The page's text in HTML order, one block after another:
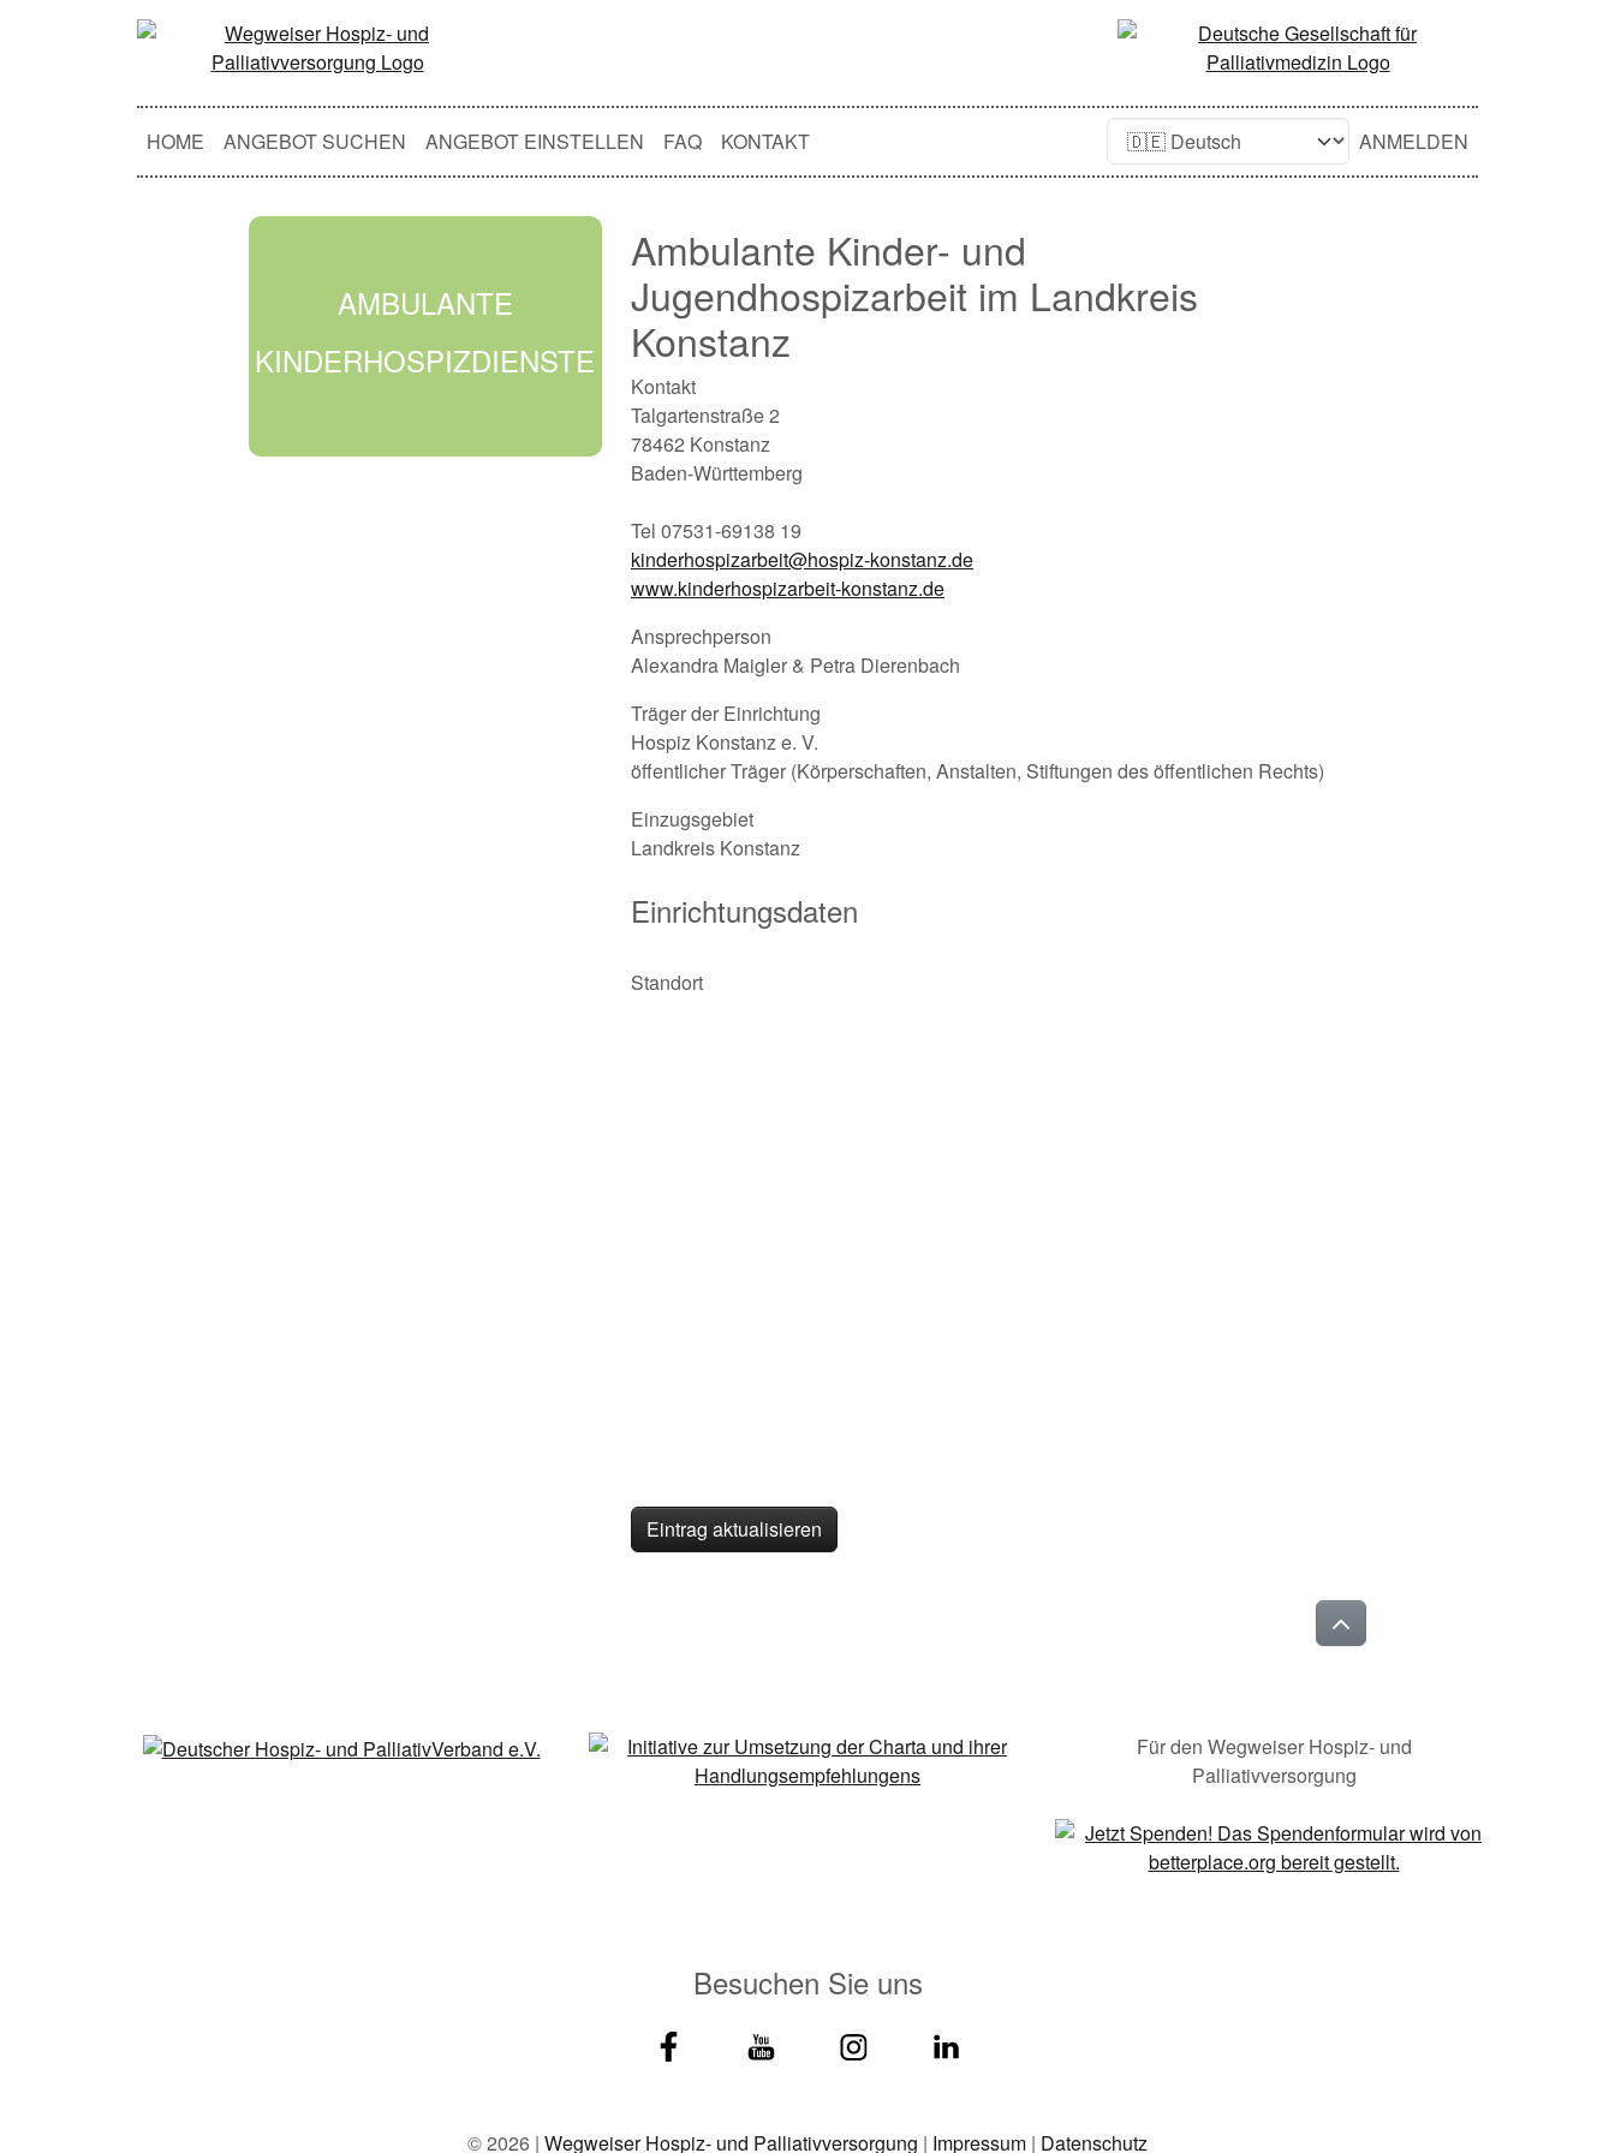
HOME ANGEBOT SUCHEN ANGEBOT EINSTELLEN FAQ KONTAKT ANMELDEN
AMBULANTE
KINDERHOSPIZDIENSTE
Ambulante Kinder- und
Jugendhospizarbeit im Landkreis
Konstanz
Kontakt
Talgartenstraße 2
78462 Konstanz
Baden-Württemberg
Tel 07531-69138 19
kinderhospizarbeit@hospiz-konstanz.de
www.kinderhospizarbeit-konstanz.de
Ansprechperson
Alexandra Maigler & Petra Dierenbach
Träger der Einrichtung
Hospiz Konstanz e. V.
öffentlicher Träger (Körperschaften, Anstalten, Stiftungen des öffentlichen Rechts)
Einzugsgebiet
Landkreis Konstanz
Einrichtungsdaten
Standort
Eintrag aktualisieren
Für den Wegweiser Hospiz- und
Palliativversorgung
Besuchen Sie uns
© 2026 | Wegweiser Hospiz- und Palliativversorgung | Impressum | Datenschutz